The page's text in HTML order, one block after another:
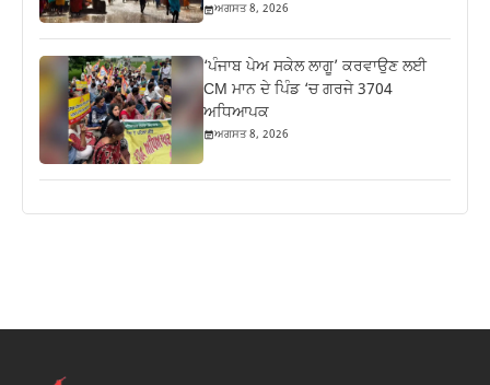
ਅਗਸਤ 8, 2026
‘ਪੰਜਾਬ ਪੇਅ ਸਕੇਲ ਲਾਗੂ’ ਕਰਵਾਉਣ ਲਈ
CM ਮਾਨ ਦੇ ਪਿੰਡ ‘ਚ ਗਰਜੇ 3704
ਅਧਿਆਪਕ
ਅਗਸਤ 8, 2026